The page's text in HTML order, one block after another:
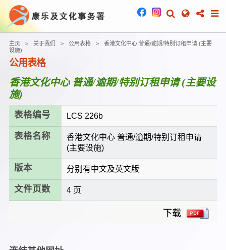
主页 关于我们 公用表格
香港文化中心 普通/逾期/特别订租申请 (主要
设施)
公用表格
香港文化中心 普通/逾期/特别订租申请 (主要设
施)
表格编号 LCS 226b
表格名称
香港文化中心 普通/逾期/特别订租申请
(主要设施)
版本 分别有中文及英文版
文件页数 4 页
下载